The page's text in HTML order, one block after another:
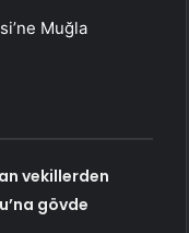
Muğla
vekillerden
gövde